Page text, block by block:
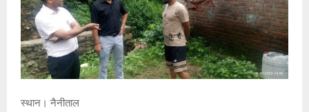
स्थान। नैनीताल